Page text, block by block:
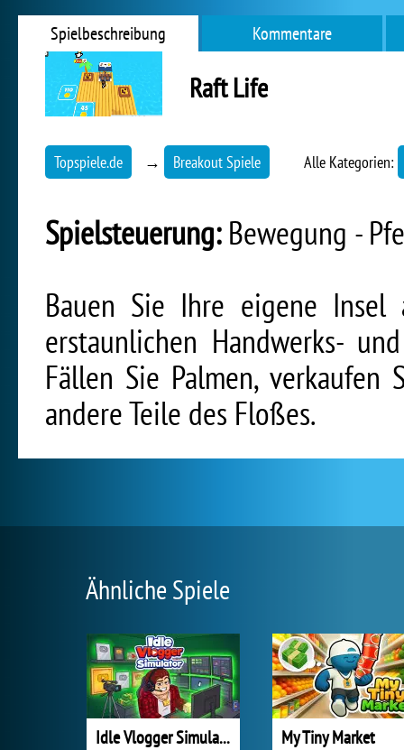
Spielbeschreibung Kommentare
Raft Life
Topspiele.de → Breakout Spiele Alle Kategorien:
Spielsteuerung:Bewegung -
Bauen Sie Ihre eigene
erstaunlichen Handwerks-
Fällen Sie Palmen,
andere Teile des Floßes.
Ähnliche Spiele
Idle Vlogger Simulator My Tiny Market